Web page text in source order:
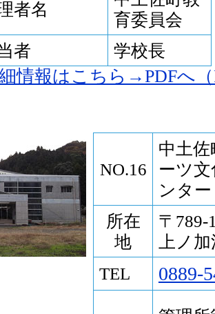
者名
育委員会
者
学校長
情報はこちら→PDFへ（
NO.16
中土
ーツ
ンター
所在
地
〒
上ノ
TEL
0889-